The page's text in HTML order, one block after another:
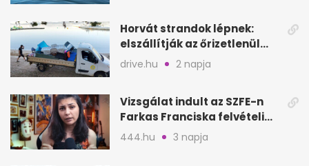
Horvát strandok lépnek:
elszállítják az őrizetlenül
hagyott törölközőket
drive.hu 2 napja
Vizsgálat indult az SZFE-n
Farkas Franciska felvételi
videója után
444.hu 3 napja